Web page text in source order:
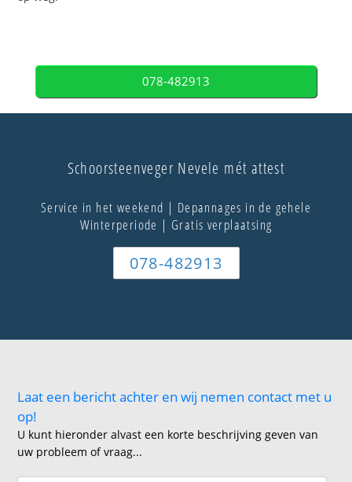
078-482913
Schoorsteenveger Nevele mét attest
Service in het weekend | Depannages in de gehele
Winterperiode | Gratis verplaatsing
078-482913
Laat een bericht achter en wij nemen contact met u
op!
U kunt hieronder alvast een korte beschrijving geven van
uw probleem of vraag...